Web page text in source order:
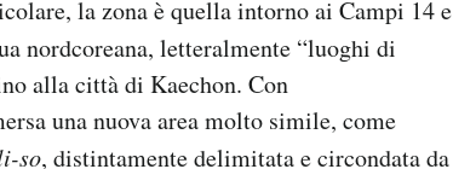
la zona è quella intorno ai Campi 14 e
nordcoreana, letteralmente “luoghi di
alla città di Kaechon. Con
una nuova area molto simile, come
so, distintamente delimitata e circondata da